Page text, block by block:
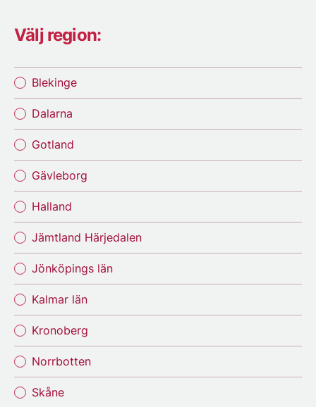
Välj region:
Blekinge
Dalarna
Gotland
Gävleborg
Halland
Jämtland Härjedalen
Jönköpings län
Kalmar län
Kronoberg
Norrbotten
Skåne